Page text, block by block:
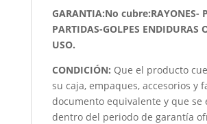
GARANTIA:No cubre:RAYONES-
PARTIDAS-GOLPES ENDIDURAS
USO.
CONDICIÓN: Que el producto
su caja, empaques, accesorios y
documento equivalente y que se
dentro del periodo de garantía